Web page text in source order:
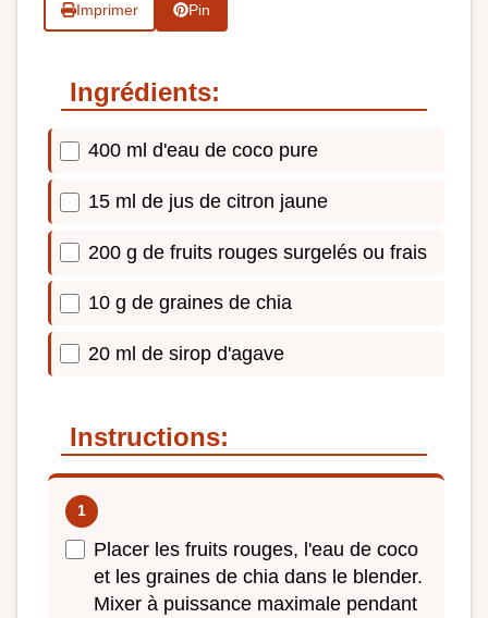
Imprimer Pin
Ingrédients:
400 ml d'eau de coco pure
15 ml de jus de citron jaune
200 g de fruits rouges surgelés ou frais
10 g de graines de chia
20 ml de sirop d'agave
Instructions:
Placer les fruits rouges, l'eau de coco
et les graines de chia dans le blender.
Mixer à puissance maximale pendant